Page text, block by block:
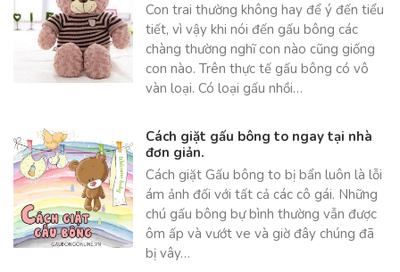
Con trai thường không hay để ý đến tiểu
tiết, vì vậy khi nói đến gấu bông các
chàng thường nghĩ con nào cũng giống
con nào. Trên thực tế gấu bông có vô
vàn loại. Có loại gấu nhồi…
Cách giặt gấu bông to ngay tại nhà
đơn giản.
Cách giặt Gấu bông to bị bẩn luôn là lỗi
ám ảnh đối với tất cả các cô gái. Những
chú gấu bông bự bình thường vẫn được
ôm ấp và vướt ve và giờ đây chúng đã
bị vây…